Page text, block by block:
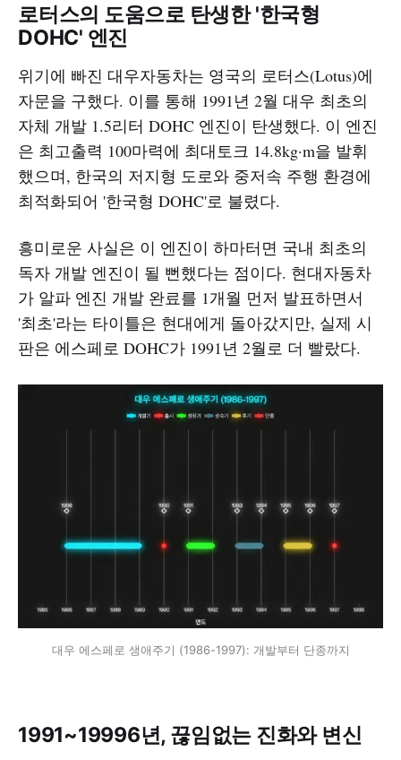
로터스의 도움으로 탄생한 '한국형
DOHC' 엔진
위기에 빠진 대우자동차는 영국의 로터스(Lotus)에
자문을 구했다. 이를 통해 1991년 2월 대우 최초의
자체 개발 1.5리터 DOHC 엔진이 탄생했다. 이 엔진
은 최고출력 100마력에 최대토크 14.8kg·m을 발휘
했으며, 한국의 저지형 도로와 중저속 주행 환경에
최적화되어 '한국형 DOHC'로 불렸다.
흥미로운 사실은 이 엔진이 하마터면 국내 최초의
독자 개발 엔진이 될 뻔했다는 점이다. 현대자동차
가 알파 엔진 개발 완료를 1개월 먼저 발표하면서
'최초'라는 타이틀은 현대에게 돌아갔지만, 실제 시
판은 에스페로 DOHC가 1991년 2월로 더 빨랐다.
대우 에스페로 생애주기 (1986-1997): 개발부터 단종까지
1991~19996년, 끊임없는 진화와 변신